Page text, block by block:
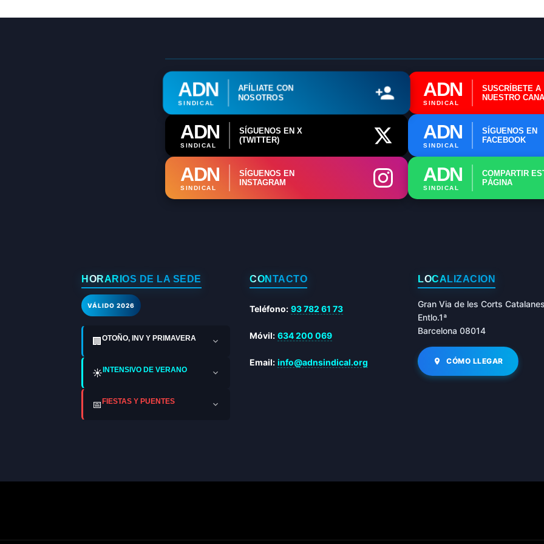
ADN
SINDICAL
AFÍLIATE CON
NOSOTROS
ADN
SINDICAL
SUSCRÍBETE A
NUESTRO
ADN
SINDICAL
SÍGUENOS EN X
(TWITTER)
ADN
SINDICAL
SÍGUENOS EN
FACEBOOK
ADN
SINDICAL
SÍGUENOS EN
INSTAGRAM
ADN
SINDICAL
COMPARTIR
PÁGINA
HORARIOS DE LA SEDE
VÁLIDO 2026
🏢OTOÑO, INV Y PRIMAVERA
☀️INTENSIVO DE VERANO
📅FIESTAS Y PUENTES
CONTACTO
Teléfono: 93 782 61 73
Móvil: 634 200 069
Email: info@adnsindical.org
LOCALIZACIÓN
Gran Via de les Corts
Entlo.1ª
Barcelona 08014
CÓMO LLEGAR